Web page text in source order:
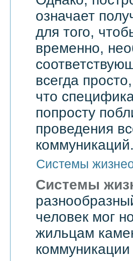
означает
для того,
временно,
всегда
что
попросту
проведения
коммуникаций.
Системы
Системы
человек мог
жильцам